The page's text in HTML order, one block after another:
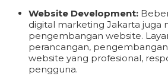
Website Development:
digital marketing Jakarta juga
pengembangan website.
perancangan,
website yang profesional,
pengguna.